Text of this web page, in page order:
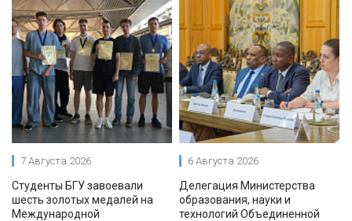
7 Августа 2026
Студенты БГУ завоевали
шесть золотых медалей на
Международной
6 Августа 2026
Делегация Министерства
образования, науки и
технологий Объединенной